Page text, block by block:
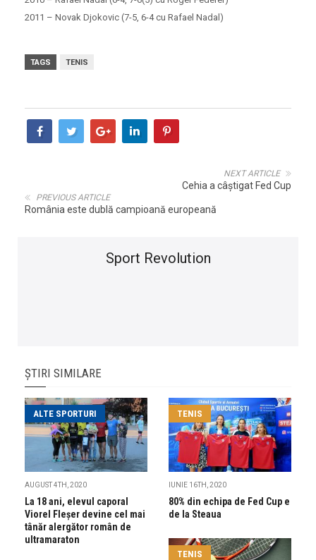
2011 – Novak Djokovic (7-5, 6-4 cu Rafael Nadal)
TAGS TENIS
NEXT ARTICLE
Cehia a câştigat Fed Cup
PREVIOUS ARTICLE
România este dublă campioană europeană
Sport Revolution
ȘTIRI SIMILARE
ALTE SPORTURI
AUGUST 4TH, 2020
La 18 ani, elevul caporal
Viorel Fleșer devine cel mai
tânăr alergător român de
ultramaraton
TENIS
IUNIE 16TH, 2020
80% din echipa de Fed Cup e
de la Steaua
TENIS